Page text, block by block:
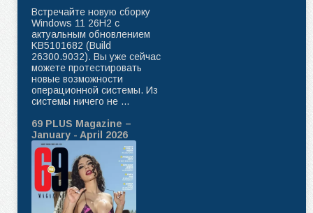
Встречайте новую сборку
Windows 11 26H2 с
актуальным обновлением
KB5101682 (Build
26300.9032). Вы уже сейчас
можете протестировать
новые возможности
операционной системы. Из
системы ничего не ...
69 PLUS Magazine –
January - April 2026